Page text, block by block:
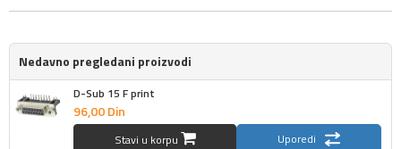
Nedavno pregledani proizvodi
D-Sub 15 F print
96,00Din
Stavi u korpu Uporedi